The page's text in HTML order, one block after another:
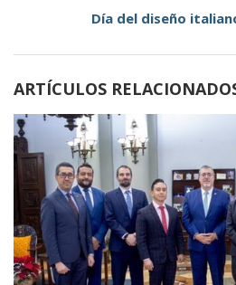
Día del diseño
ARTÍCULOS